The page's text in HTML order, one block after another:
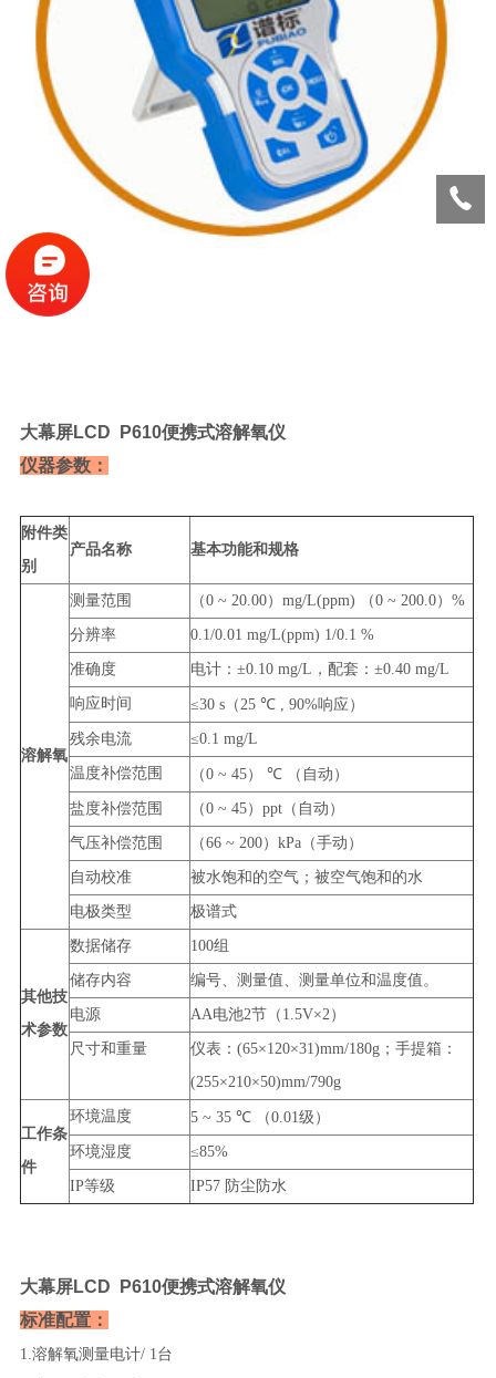
大幕屏LCD
P610便携式溶解氧仪
仪器参数：
附件类
别
产品名称 基本功能和规格
溶解氧
测量范围 （0 ~ 20.00）mg/L(ppm) （0 ~ 200.0）%
分辨率 0.1/0.01 mg/L(ppm) 1/0.1 %
准确度 电计：±0.10 mg/L，配套：±0.40 mg/L
响应时间 ≤30 s（25 ℃ , 90%响应）
残余电流 ≤0.1 mg/L
温度补偿范围 （0 ~ 45） ℃ （自动）
盐度补偿范围 （0 ~ 45）ppt（自动）
气压补偿范围 （66 ~ 200）kPa（手动）
自动校准 被水饱和的空气；被空气饱和的水
电极类型 极谱式
其他技
术参数
数据储存 100组
储存内容 编号、测量值、测量单位和温度值。
电源 AA电池2节（1.5V×2）
尺寸和重量
仪表：(65×120×31)mm/180g；手提箱：
(255×210×50)mm/790g
工作条
件
环境温度 5 ~ 35 ℃ （0.01级）
环境湿度 ≤85%
IP等级 IP57 防尘防水
大幕屏LCD
P610便携式溶解氧仪
标准配置：
1.溶解氧测量电计/ 1台